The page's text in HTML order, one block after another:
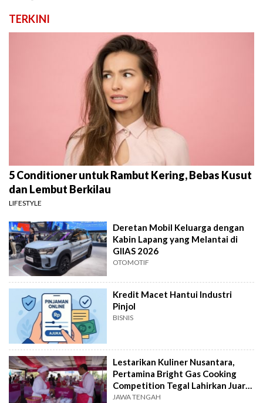
TERKINI
5 Conditioner untuk Rambut Kering, Bebas Kusut
dan Lembut Berkilau
LIFESTYLE
Deretan Mobil Keluarga dengan
Kabin Lapang yang Melantai di
GIIAS 2026
OTOMOTIF
Kredit Macet Hantui Industri
Pinjol
BISNIS
Lestarikan Kuliner Nusantara,
Pertamina Bright Gas Cooking
Competition Tegal Lahirkan Juara
Baru
JAWA TENGAH